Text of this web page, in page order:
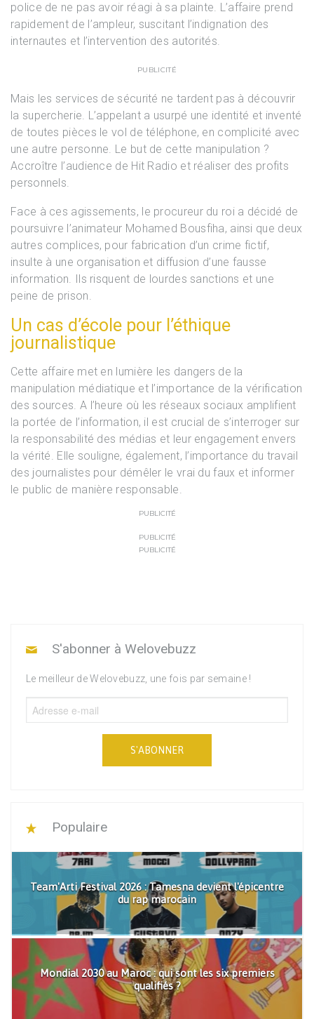
police de ne pas avoir réagi à sa plainte. L’affaire prend
rapidement de l’ampleur, suscitant l’indignation des
internautes et l’intervention des autorités.
PUBLICITÉ
Mais les services de sécurité ne tardent pas à découvrir
la supercherie. L’appelant a usurpé une identité et inventé
de toutes pièces le vol de téléphone, en complicité avec
une autre personne. Le but de cette manipulation ?
Accroître l’audience de Hit Radio et réaliser des profits
personnels.
Face à ces agissements, le procureur du roi a décidé de
poursuivre l’animateur Mohamed Bousfiha, ainsi que deux
autres complices, pour fabrication d’un crime fictif,
insulte à une organisation et diffusion d’une fausse
information. Ils risquent de lourdes sanctions et une
peine de prison.
Un cas d’école pour l’éthique
journalistique
Cette affaire met en lumière les dangers de la
manipulation médiatique et l’importance de la vérification
des sources. A l’heure où les réseaux sociaux amplifient
la portée de l’information, il est crucial de s’interroger sur
la responsabilité des médias et leur engagement envers
la vérité. Elle souligne, également, l’importance du travail
des journalistes pour démêler le vrai du faux et informer
le public de manière responsable.
PUBLICITÉ
PUBLICITÉ
PUBLICITÉ
S'abonner à Welovebuzz
Le meilleur de Welovebuzz, une fois par semaine !
S'ABONNER
Populaire
Team'Arti Festival 2026 : Tamesna devient l'épicentre
du rap marocain
Mondial 2030 au Maroc : qui sont les six premiers
qualifiés ?